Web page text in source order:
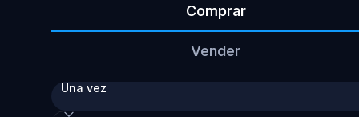
Comprar
Vender
Una vez